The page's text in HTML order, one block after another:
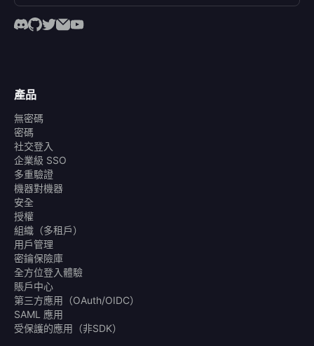
產品
無密碼
密碼
社交登入
企業級 SSO
多重驗證
機器對機器
安全
授權
組織（多租戶）
用戶管理
密鑰保險庫
全方位登入體驗
賬戶中心
第三方應用（OAuth/OIDC）
SAML 應用
受保護的應用（非SDK）